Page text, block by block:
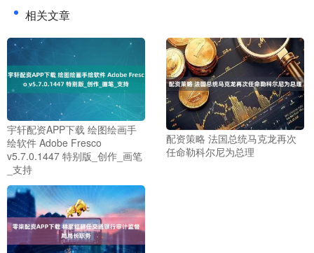
相关文章
宇轩配资APP下载 绘图绘画手
绘软件 Adobe Fresco
v5.7.0.1447 特别版_创作_画笔
_支持
配资策略 法国总统马克龙再次
任命勒科尔尼为总理